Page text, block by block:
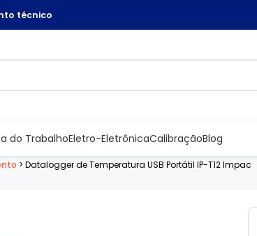
técnico
do TrabalhoEletro-EletrônicaCalibraçãoBlog
> Datalogger de Temperatura USB Portátil IP-T12 Impac